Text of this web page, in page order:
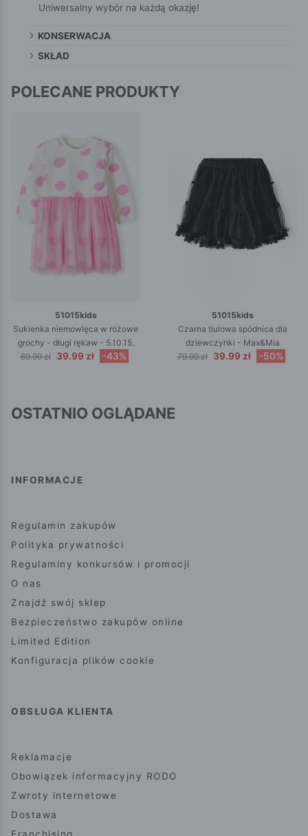
Uniwersalny wybór na każdą okazję!
KONSERWACJA
SKŁAD
POLECANE PRODUKTY
51015kids
Sukienka niemowlęca w różowe
grochy - długi rękaw - 5.10.15.
69.99 zł
39.99 zł -43%
51015kids
Czarna tiulowa spódnica dla
dziewczynki - Max&Mia
79.99 zł
39.99 zł -50%
OSTATNIO OGLĄDANE
INFORMACJE
Regulamin zakupów
Polityka prywatności
Regulaminy konkursów i promocji
O nas
Znajdź swój sklep
Bezpieczeństwo zakupów online
Limited Edition
Konfiguracja plików cookie
OBSŁUGA KLIENTA
Reklamacje
Obowiązek informacyjny RODO
Zwroty internetowe
Dostawa